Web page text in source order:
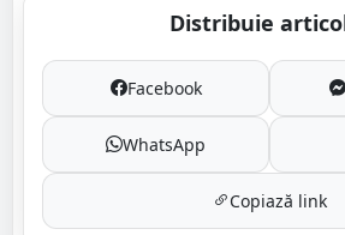
Distribuie
Facebook
WhatsApp
Copiază link